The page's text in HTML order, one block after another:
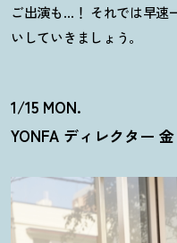
ご出演も… ！ それでは早速
いしていきましょう。
1/15 MON.
YONFA ディレクター